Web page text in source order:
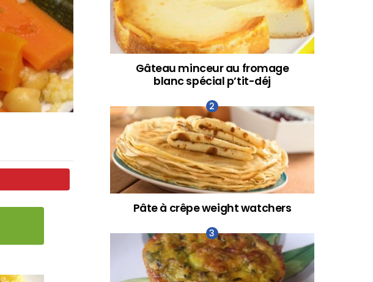
Gâteau minceur au fromage
blanc spécial p’tit-déj
Pâte à crêpe weight watchers